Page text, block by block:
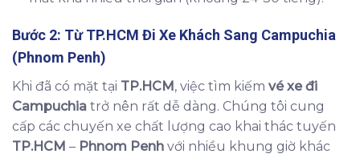
Bước 2: TừTP.HCM Đi Xe Khách Sang Campuchia
(Phnom Penh)
Khi đã có mặt tại TP.HCM , việc tìm kiếm vé xe đi
Campuchia trở nên rất dễ dàng. Chúng tôi cung
cấp các chuyến xe chất lượng cao khai thác tuyến
TP.HCM – Phnom Penh với nhiều khung giờ khác